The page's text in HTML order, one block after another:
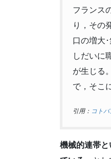
フランス
り，その
口の増大
しだいに
が生じる
で，そこ
引用： コト
機械的連帯